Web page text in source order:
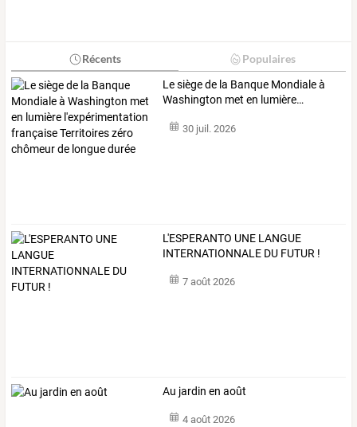
Récents Populaires
Lesiègede la Banque Mondialeà
Washington met en lumière…
30 juil. 2026
L'ESPERANTO UNE LANGUE
INTERNATIONNALE DU FUTUR !
7 août 2026
Au jardin en août
4 août 2026